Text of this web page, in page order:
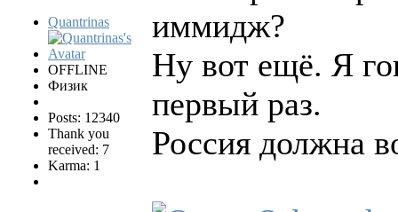
Quantrinas
OFFLINE
Физик
Posts: 12340
Thank you
received: 7
Karma: 1
иммидж?
Ну вот ещё. Я
первый раз.
Россия должна